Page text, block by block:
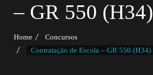
– GR 550 (H34)
Home
Concursos
Contratação de Escola – GR 550 (H34)